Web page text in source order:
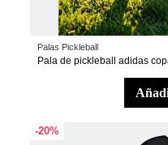
Palas Pickleball
Pala de pickleball adidas
-20%